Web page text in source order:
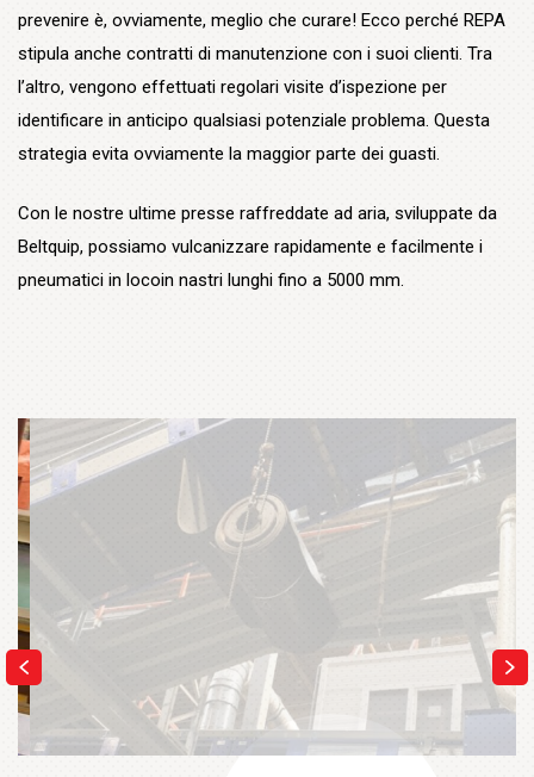
prevenire è, ovviamente, meglio che curare! Ecco perché REPA
stipula anche contratti di manutenzione con i suoi clienti. Tra
l’altro, vengono effettuati regolari visite d’ispezione per
identificare in anticipo qualsiasi potenziale problema. Questa
strategia evita ovviamente la maggior parte dei guasti.
Con le nostre ultime presse raffreddate ad aria, sviluppate da
Beltquip, possiamo vulcanizzare rapidamente e facilmente i
pneumatici in locoin nastri lunghi fino a 5000 mm.